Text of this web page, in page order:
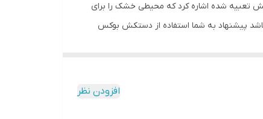
تعبیه شده اشاره کرد که محیطی خشک را برای
پیشنهاد به شما استفاده از دستکش بوکس
افزودن نظر